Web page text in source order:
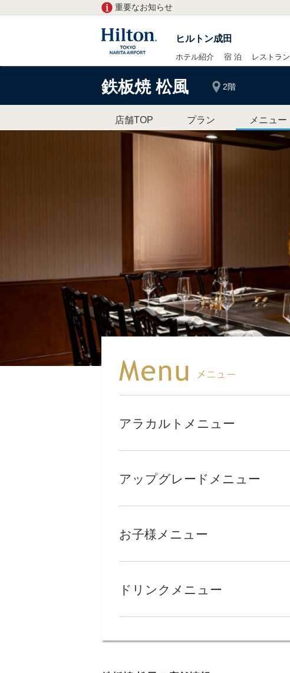
重要なお知らせ
ヒルトン成田
ホテル紹介 宿 泊 レストラン
鉄板焼 松風 2階
店舗TOP プラン メニュー
アラカルトメニュー
アップグレードメニュー
お子様メニュー
ドリンクメニュー